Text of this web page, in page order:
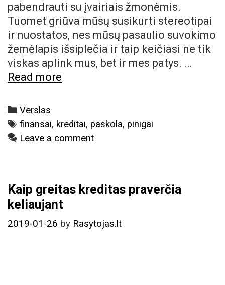
pabendrauti su įvairiais žmonėmis.
Tuomet griūva mūsų susikurti stereotipai
ir nuostatos, nes mūsų pasaulio suvokimo
žemėlapis išsiplečia ir taip keičiasi ne tik
viskas aplink mus, bet ir mes patys. …
Read more
Categories
Verslas
Tags
finansai, kreditai, paskola, pinigai
Leave a comment
Kaip greitas kreditas praverčia
keliaujant
2019-01-26 by Rasytojas.lt